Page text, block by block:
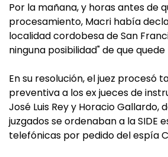
Por la mañana, y horas antes de
procesamiento, Macri había
localidad cordobesa de San
ninguna posibilidad" de que quede
En su resolución, el juez procesó
preventiva a los ex jueces de
José Luis Rey y Horacio Gallardo,
juzgados se ordenaban a la SIDE
telefónicas por pedido del espía